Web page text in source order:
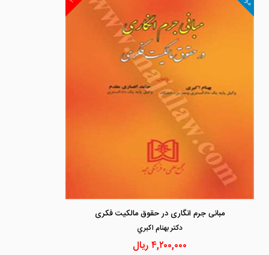
مبانی جرم انگاری در حقوق مالکیت فکری
دكتر بهنام اكبري
۴,۲۰۰,۰۰۰ریال